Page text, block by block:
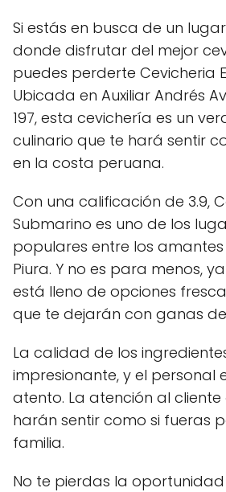
Si estás en busca de un
donde disfrutar del mejor
puedes perderte Cevicheria
Ubicada en Auxiliar Andrés
197, esta cevichería es un
culinario que te hará sentir
en la costa peruana.
Con una calificación de 3.9,
Submarino es uno de los
populares entre los
Piura. Y no es para menos,
está lleno de opciones
que te dejarán con ganas
La calidad de los
impresionante, y el personal
atento. La atención al cliente
harán sentir como si fueras
familia.
No te pierdas la